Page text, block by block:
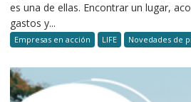
es una de ellas. Encontrar un lugar,
gastos y...
Empresas en acción LIFE Novedades de